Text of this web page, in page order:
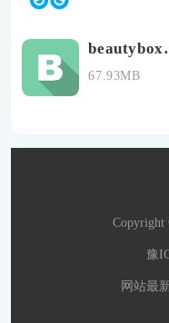
67.93MB
豫
网站最